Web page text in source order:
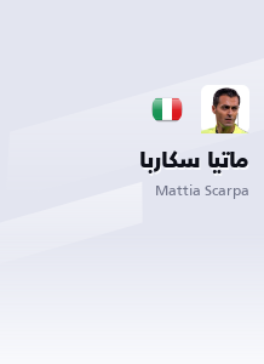
ماتيا سكاربا
Mattia Scarpa